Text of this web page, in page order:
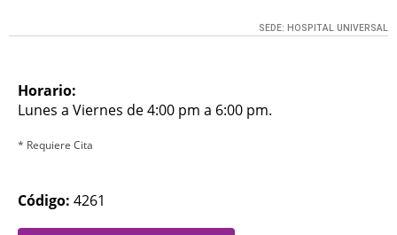
SEDE: HOSPITAL UNIVERSAL
Horario:
Lunes a Viernes de 4:00 pm a 6:00 pm.
* Requiere Cita
Código: 4261